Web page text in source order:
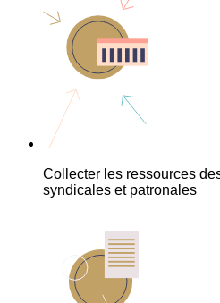
Collecter les ressources
syndicales et patronales